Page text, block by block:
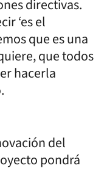
directivas.
‘es el
que es una
que todos
hacerla
del
pondrá